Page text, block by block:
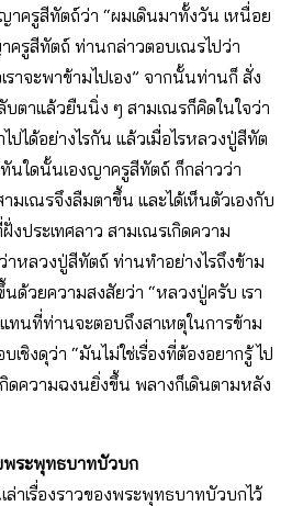
ครูสีทัตถ์ว่า “ผมเดินมาทั้งวัน เหนื่อย
รูสีทัตถ์ ท่านกล่าวตอบเณรไปว่า
เราจะพาข้ามไปเอง” จากนั้นท่านก็ สั่ง
ตาแล้วยืนนิ่ง ๆ สามเณรก็คิดในใจว่า
ปได้อย่างไรกัน แล้วเมื่อไรหลวงปู่สีทัต
นใดนั้นเองญาครูสีทัตถ์ ก็กล่าวว่า
ามเณรจึงลืมตาขึ้น และได้เห็นตัวเองกับ
ประเทศลาว สามเณรเกิดความ
าหลวงปู่สีทัตถ์ ท่านทําอย่างไรถึงข้าม
นด้วยความสงสัยว่า “หลวงปู่ครับ เรา
แทนที่ท่านจะตอบถึงสาเหตุในการข้าม
ชิงดุว่า “มันไม่ใช่เรื่องที่ต้องอยากรู้ ไป
ดความฉงนยิ่งขึ้น พลางก็เดินตามหลัง
พระพุทธบาทบัวบก
าเรื่องราวของพระพุทธบาทบัวบกไว้